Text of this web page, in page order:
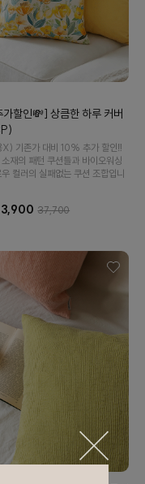
할인💸] 상큼한 하루 커버
X) 기존가 대비 10% 추가 할인‼️
재의 패턴 쿠션들과 바이오워싱
컬러의 실패없는 쿠션 조합입니
37,700